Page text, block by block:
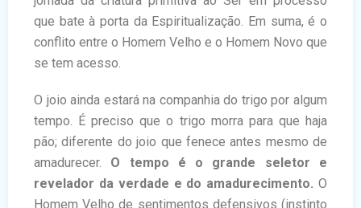
que bate à porta da Espiritualização. Em suma, é o
conflito entre o Homem Velho e o Homem Novo que
se tem acesso.
O joio ainda estará na companhia do trigo por algum
tempo. É preciso que o trigo morra para que haja
pão; diferente do joio que fenece antes mesmo de
amadurecer. O tempo é o grande seletor e
revelador da verdade e do amadurecimento. O
Homem Velho de sentimentos defensivos (instinto